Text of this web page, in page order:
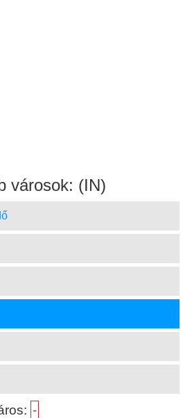
városok: (IN)
-